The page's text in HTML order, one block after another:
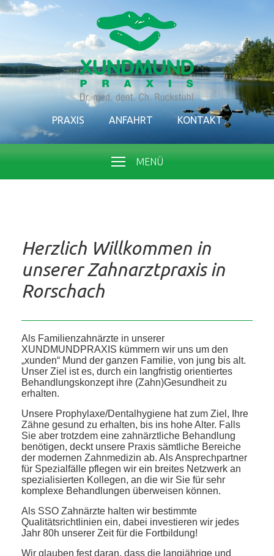
PRAXIS ANFAHRT KONTAKT
MENÜ
Herzlich Willkommen in
unserer Zahnarztpraxis in
Rorschach
Als Familienzahnärzte in unserer
XUNDMUNDPRAXIS kümmern wir uns um den
„xunden“ Mund der ganzen Familie, von jung bis alt.
Unser Ziel ist es, durch ein langfristig orientiertes
Behandlungskonzept ihre (Zahn)Gesundheit zu
erhalten.
Unsere Prophylaxe/Dentalhygiene hat zum Ziel, Ihre
Zähne gesund zu erhalten, bis ins hohe Alter. Falls
Sie aber trotzdem eine zahnärztliche Behandlung
benötigen, deckt unsere Praxis sämtliche Bereiche
der modernen Zahnmedizin ab. Als Ansprechpartner
für Spezialfälle pflegen wir ein breites Netzwerk an
spezialisierten Kollegen, an die wir Sie für sehr
komplexe Behandlungen überweisen können.
Als SSO Zahnärzte halten wir bestimmte
Qualitätsrichtlinien ein, dabei investieren wir jedes
Jahr 80h unserer Zeit für die Fortbildung!
Wir glauben fest daran, dass die langjährige und